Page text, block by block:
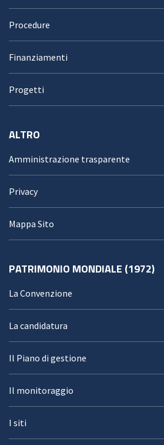
Procedure
Finanziamenti
Progetti
ALTRO
Amministrazione trasparente
Privacy
Mappa Sito
PATRIMONIO MONDIALE (1972)
La Convenzione
La candidatura
Il Piano di gestione
Il monitoraggio
I siti